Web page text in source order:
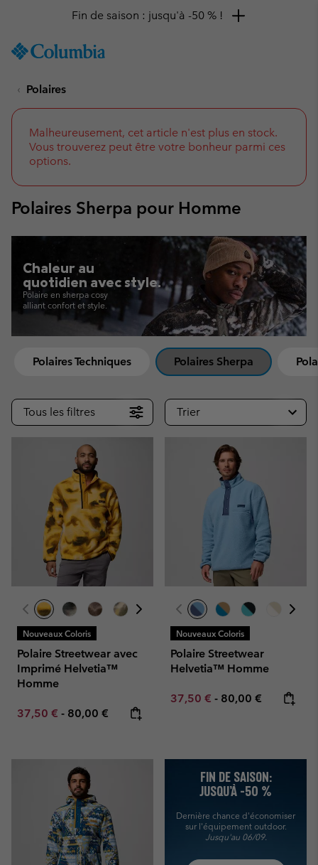
TO
SKIP
NAV
SKIP
TO
SEARCH
Fin de saison : jusqu'à -50 % !
Polaires
Malheureusement, cet article n'est plus en stock.
Vous trouverez peut être votre bonheur parmi ces
options.
Polaires Sherpa pour Homme
Chaleur au
quotidien avec style.
Polaire en sherpa cosy
alliant confort et style.
Polaires Techniques Polaires Sherpa
Tous les filtres Trier
Nouveaux Coloris
Polaire Streetwear avec
Imprimé Helvetia™
Homme
Minimum sale price:
37,50 € - Maximum price:
80,00 €
Nouveaux Coloris
Polaire Streetwear
Helvetia™ Homme
Minimum sale price:
37,50 € - Maximum price:
80,00 €
FIN DE SAISON:
JUSQU’À -50 %
Dernière chance d'économiser
sur l'équipement outdoor.
Jusqu'au 06/09.